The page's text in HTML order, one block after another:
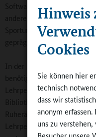
Hinweis
Cookies
Sie können hier
technisch
dass wir
anonym
uns zu
Software ausgestatteten 13
andere Gruppe normalen
Sportunterricht statt: "Es
geprägt sind", sagt der
In der Schule war vieles
benötigt, um Unterricht
Lehrpersonal sowie
Bibliotheken,
Ruheräume, Nischen für
Lehrpersonal. "Unsere